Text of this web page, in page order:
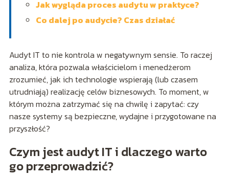
Jak wygląda proces audytu w praktyce?
Co dalej po audycie? Czas działać
Audyt IT to nie kontrola w negatywnym sensie. To raczej
analiza, która pozwala właścicielom i menedżerom
zrozumieć, jak ich technologie wspierają (lub czasem
utrudniają) realizację celów biznesowych. To moment, w
którym można zatrzymać się na chwilę i zapytać: czy
nasze systemy są bezpieczne, wydajne i przygotowane na
przyszłość?
Czym jest audyt IT i dlaczego warto
go przeprowadzić?